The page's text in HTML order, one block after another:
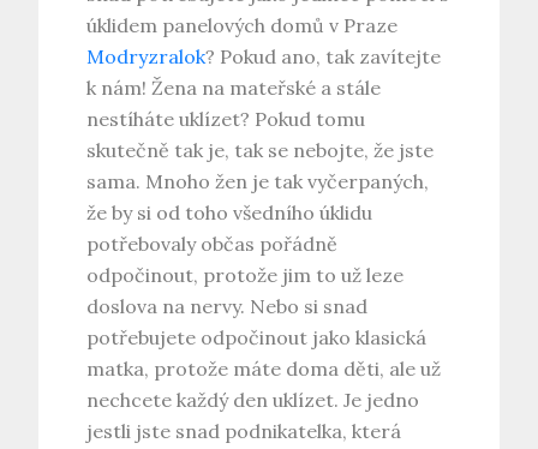
úklidem panelových domů v Praze
Modryzralok? Pokud ano, tak zavítejte
k nám! Žena na mateřské a stále
nestíháte uklízet? Pokud tomu
skutečně tak je, tak se nebojte, že jste
sama. Mnoho žen je tak vyčerpaných,
že by si od toho všedního úklidu
potřebovaly občas pořádně
odpočinout, protože jim to už leze
doslova na nervy. Nebo si snad
potřebujete odpočinout jako klasická
matka, protože máte doma děti, ale už
nechcete každý den uklízet. Je jedno
jestli jste snad podnikatelka, která